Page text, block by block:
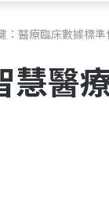
：醫療臨床數據標準
慧醫